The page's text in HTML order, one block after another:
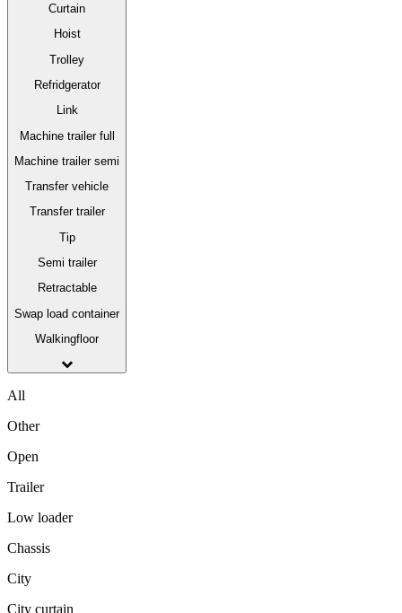
Curtain
Hoist
Trolley
Refridgerator
Link
Machine trailer full
Machine trailer semi
Transfer vehicle
Transfer trailer
Tip
Semi trailer
Retractable
Swap load container
Walkingfloor
All
Other
Open
Trailer
Low loader
Chassis
City
City curtain